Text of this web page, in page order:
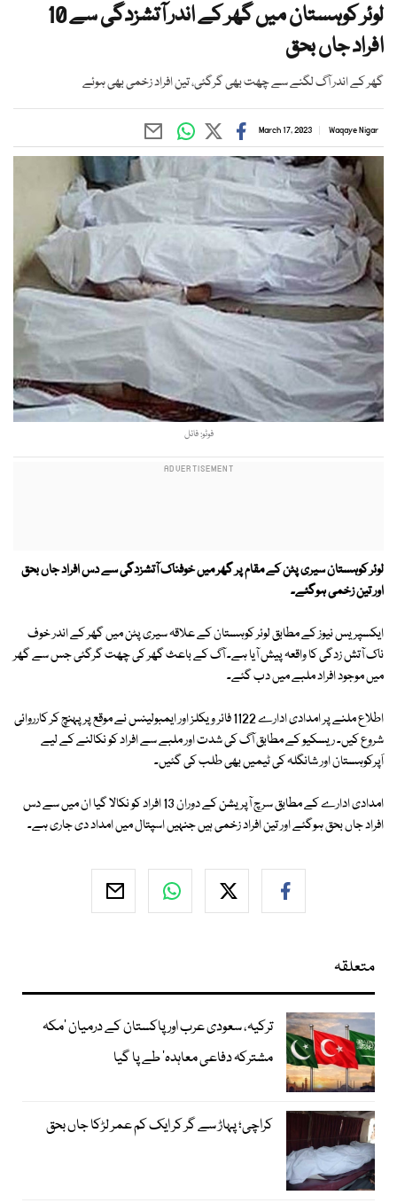
لوئر کوہستان میں گھر کے اندر آتشزدگی سے 10
افراد جاں بحق
گھر کے اندر آگ لگنے سے چھت بھی گرگئی، تین افراد زخمی بھی ہوئے
Waqaye Nigar
March 17, 2023
فوٹو: فائل
لوئر کوہستان سیری پٹن کے مقام پر گھر میں خوفناک آتشزدگی سے دس افراد جاں بحق
اور تین زخمی ہوگئے۔
ایکسپریس نیوز کے مطابق لوئر کوہستان کے علاقہ سیری پٹن میں گھر کے اندر خوف
ناک آتش زدگی کا واقعہ پیش آیا ہے۔ آگ کے باعث گھر کی چھت گرگئی جس سے گھر
میں موجود افراد ملبے میں دب گئے۔
اطلاع ملنے پر امدادی ادارے 1122 فائر ویکلز اور ایمبولینس نے موقع پر پہنچ کر کارروائی
شروع کیں۔ ریسکیو کے مطابق آگ کی شدت اور ملبے سے افراد کو نکالنے کے لیے
اَپرکوہستان اور شانگلہ کی ٹیمیں بھی طلب کی گئیں۔
امدادی ادارے کے مطابق سرچ آپریشن کے دوران 13 افراد کو نکالا گیا ان میں سے دس
افراد جاں بحق ہوگئے اور تین افراد زخمی ہیں جنہیں اسپتال میں امداد دی جاری ہے۔
متعلقہ
ترکیہ، سعودی عرب اور پاکستان کے درمیان ’مکہ
مشترکہ دفاعی معاہدہ‘ طے پا گیا
کراچی؛ پہاڑ سے گر کر ایک کم عمر لڑکا جاں بحق